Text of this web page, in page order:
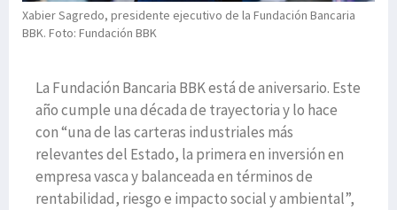
Xabier Sagredo, presidente ejecutivo de la Fundación Bancaria
BBK. Foto: Fundación BBK
La Fundación Bancaria BBK está de aniversario. Este
año cumple una década de trayectoria y lo hace
con “una de las carteras industriales más
relevantes del Estado, la primera en inversión en
empresa vasca y balanceada en términos de
rentabilidad, riesgo e impacto social y ambiental”,